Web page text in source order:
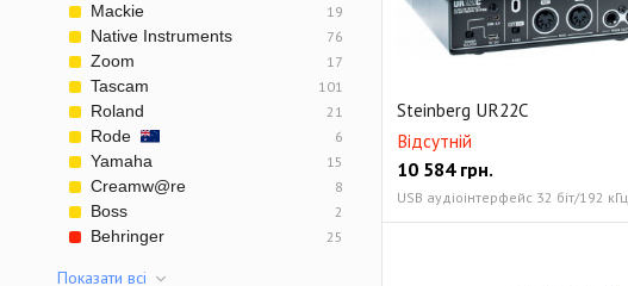
Steinberg UR22C
Відсутній
10 584грн.
USB аудіоінтерфейс 32 біт/192 кГц
Mackie 19
Native Instruments 76
Zoom 17
Tascam 101
Roland 21
Rode 6
Yamaha 15
Creamw@re 8
Boss 2
Behringer 25
Показати всi